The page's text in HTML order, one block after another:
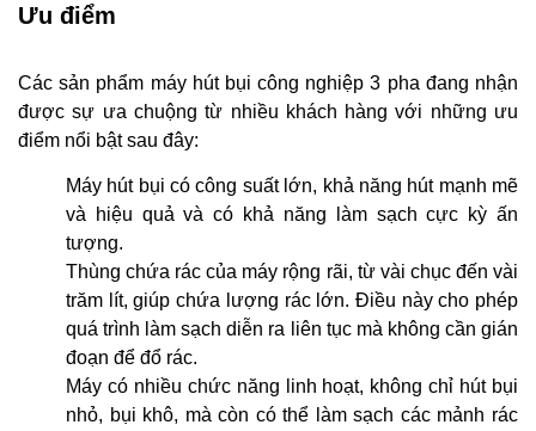
Ưu điểm
Các sản phẩm máy hút bụi công nghiệp 3 pha đang nhận
được sự ưa chuộng từ nhiều khách hàng với những ưu
điểm nổi bật sau đây:
Máy hút bụi có công suất lớn, khả năng hút mạnh mẽ
và hiệu quả và có khả năng làm sạch cực kỳ ấn
tượng.
Thùng chứa rác của máy rộng rãi, từ vài chục đến vài
trăm lít, giúp chứa lượng rác lớn. Điều này cho phép
quá trình làm sạch diễn ra liên tục mà không cần gián
đoạn để đổ rác.
Máy có nhiều chức năng linh hoạt, không chỉ hút bụi
nhỏ, bụi khô, mà còn có thể làm sạch các mảnh rác